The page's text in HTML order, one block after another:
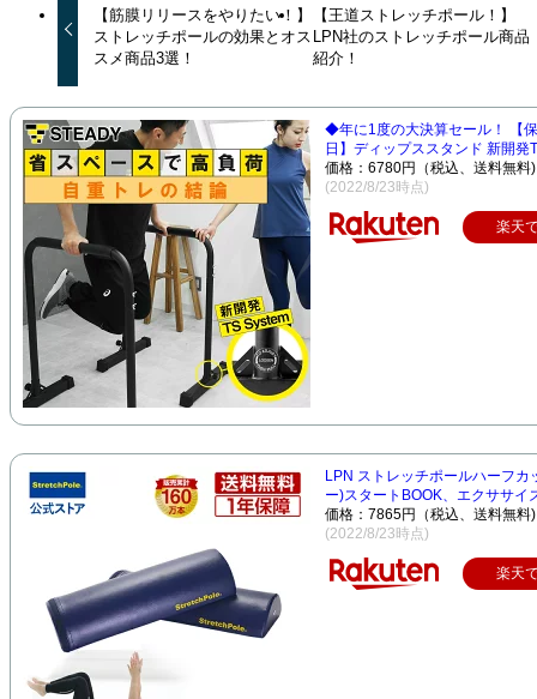
【筋膜リリースをやりたい！】
ストレッチポールの効果とオス
スメ商品3選！
【王道ストレッチポール！】
LPN社のストレッチポール商品
紹介！
◆年に1度の大決算セール！ 【
日】ディップススタンド 新開発
価格：6780円（税込、送料無料)
(2022/8/23時点)
楽天
LPN ストレッチポールハーフカ
ー)スタートBOOK、エクササイ
価格：7865円（税込、送料無料)
(2022/8/23時点)
楽天